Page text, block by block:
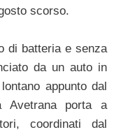
scorso.
di batteria e senza
da un auto in
appunto dal
Avetrana porta a
coordinati dal